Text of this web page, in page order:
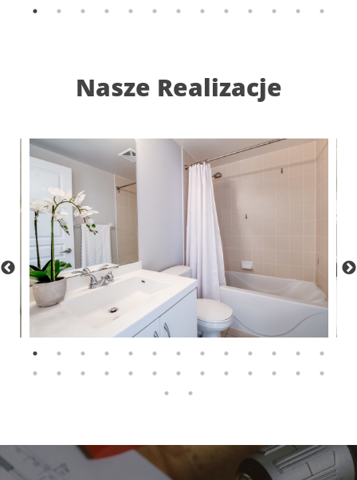
Nasze Realizacje